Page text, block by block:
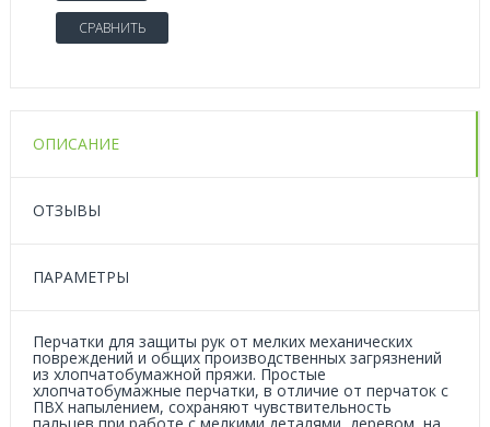
СРАВНИТЬ
ОПИСАНИЕ
ОТЗЫВЫ
ПАРАМЕТРЫ
Перчатки для защиты рук от мелких механических
повреждений и общих производственных загрязнений
из хлопчатобумажной пряжи. Простые
хлопчатобумажные перчатки, в отличие от перчаток с
ПВХ напылением, сохраняют чувствительность